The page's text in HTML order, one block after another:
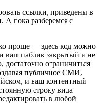
ссылки, приведены в
А пока разберемся с
проще — здесь код можно
ваш паблик закрытый и не
ограничиться
публичное СМИ,
и ваш контентный
строку вида
в любой